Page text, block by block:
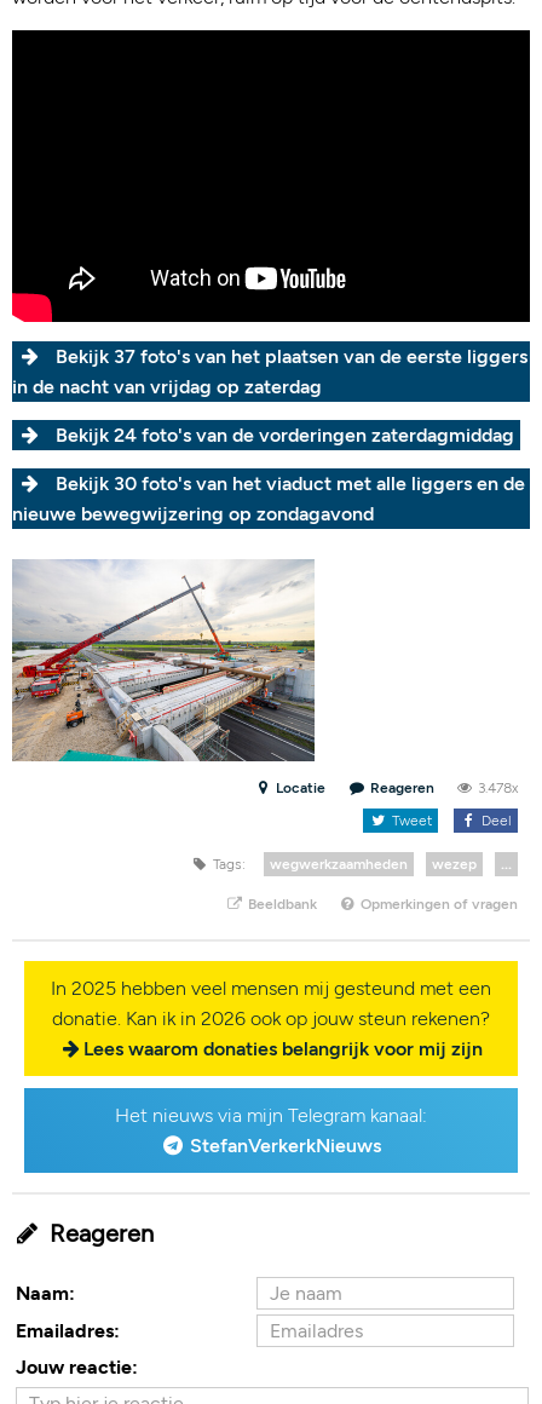
Bekijk 37 foto's van het plaatsen van de eerste liggers
in de nacht van vrijdag op zaterdag
Bekijk 24 foto's van de vorderingen zaterdagmiddag
Bekijk 30 foto's van het viaduct met alle liggers en de
nieuwe bewegwijzering op zondagavond
Locatie Reageren
3.478x
Tweet
Deel
Tags: wegwerkzaamheden wezep ...
Beeldbank Opmerkingen of vragen
In 2025 hebben veel mensen mij gesteund met een
donatie. Kan ik in 2026 ook op jouw steun rekenen?
Lees waarom donaties belangrijk voor mij zijn
Het nieuws via mijn Telegram kanaal:
StefanVerkerkNieuws
Reageren
Naam:
Emailadres:
Jouw reactie: